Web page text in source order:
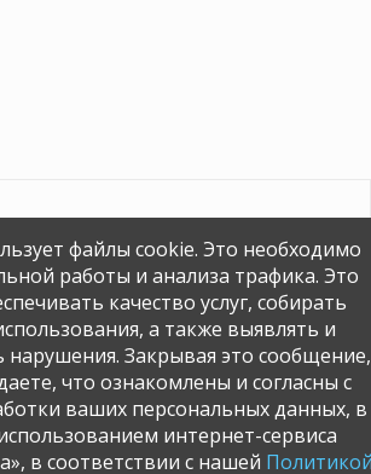
и поддержка:ООО «СибСР».
Карта сайта
файлы cookie. Это необходимо
работы и анализа трафика. Это
качество услуг, собирать
а также выявлять и
Закрывая это сообщение,
что ознакомлены и согласны с
ваших персональных данных, в
интернет-сервиса
в соответствии с нашей